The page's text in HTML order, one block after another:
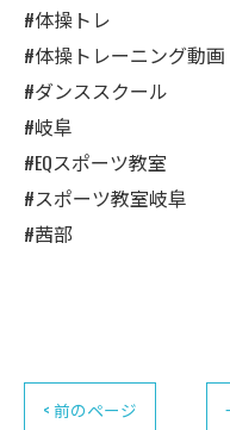
#体操トレ
#体操トレーニング動画
#ダンススクール
#岐阜
#EQスポーツ教室
#スポーツ教室岐阜
#茜部
< 前のページ